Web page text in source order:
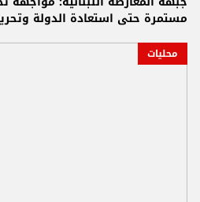
مستمرة حتى استعادة الدولة
محليات